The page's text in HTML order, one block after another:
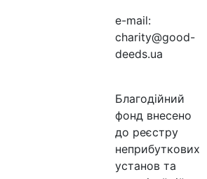
e-mail:
charity@good-
deeds.ua
Благодійний
фонд внесено
до реєстру
неприбуткових
установ та